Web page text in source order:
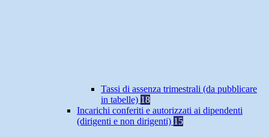
Tassi di assenza trimestrali (da pubblicare
in tabelle) 18
Incarichi conferiti e autorizzati ai dipendenti
(dirigenti e non dirigenti) 15